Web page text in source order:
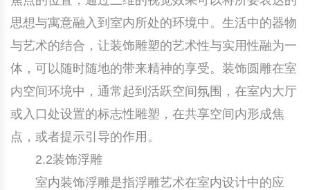
思想与寓意融入到室内所处的环境中。生活中的器物
与艺术的结合，让装饰雕塑的艺术性与实用性融为一
体，可以随时随地的带来精神的享受。装饰圆雕在室
内空间环境中，通常起到活跃空间氛围，在室内大厅
或入口处设置的标志性雕塑，在共享空间内形成焦
点，或者提示引导的作用。
2.2装饰浮雕
室内装饰浮雕是指浮雕艺术在室内设计中的应